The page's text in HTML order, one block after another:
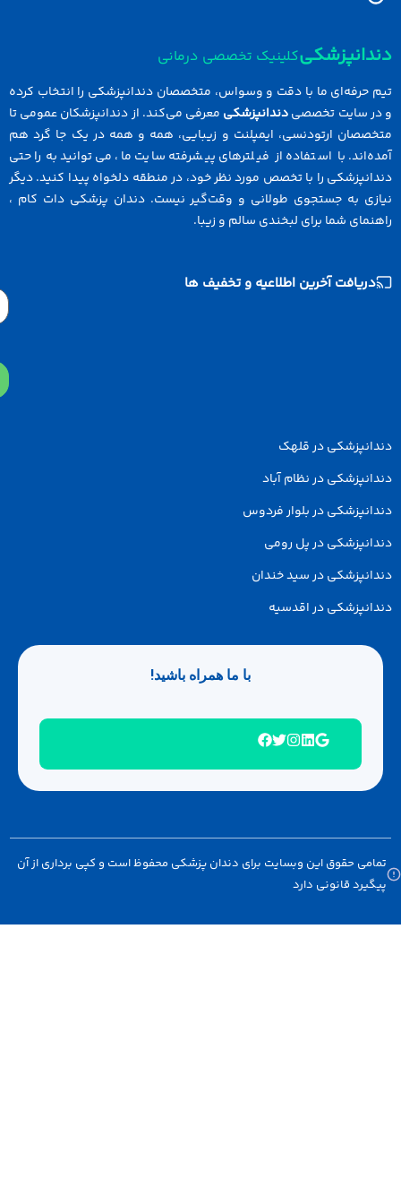
کلینیک تخصصی درمانی
ما با دقت و وسواس، متخصصان دندانپزشکی را انتخاب کرده
تخصصیدندانپزشکیمعرفی می‌کند. از دندانپزشکان عمومی تا
ارتودنسی، ایمپلنت و زیبایی، همه و همه در یک جا گرد هم
با استفاده از فیلترهای پیشرفته سایت ما، می‌توانید به راحتی
را با تخصص مورد نظر خود، در منطقه دلخواه پیدا کنید. دیگر
به جستجوی طولانی و وقت‌گیر نیست. دندان پزشکی دات کام ،
شما برای لبخندی سالم و زیبا.
آخرین اطلاعیه و تخفیف ها
در قلهک
در نظام آباد
در بلوار فردوس
در پل رومی
در سید خندان
در اقدسیه
با ما همراه باشید!
حقوق این وبسایت برای دندان پزشکی محفوظ است و کپی برداری از آن
قانونی دارد